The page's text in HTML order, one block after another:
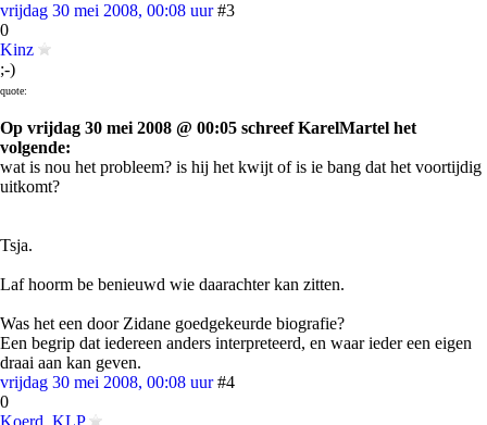
vrijdag 30 mei 2008, 00:08 uur #3
0
Kinz
;-)
quote:
Op vrijdag 30 mei 2008 @ 00:05 schreef KarelMartel het
volgende:
wat is nou het probleem? is hij het kwijt of is ie bang dat het voortijdig
uitkomt?
Tsja.
Laf hoorm be benieuwd wie daarachter kan zitten.
Was het een door Zidane goedgekeurde biografie?
Een begrip dat iedereen anders interpreteerd, en waar ieder een eigen
draai aan kan geven.
vrijdag 30 mei 2008, 00:08 uur #4
0
Koerd_KLP